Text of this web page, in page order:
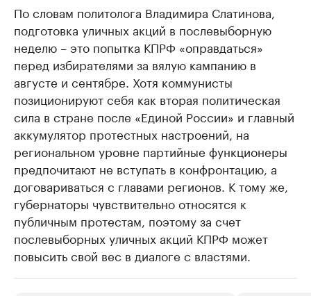
По словам политолога Владимира Слатинова,
подготовка уличных акций в послевыборную
неделю – это попытка КПРФ «оправдаться»
перед избирателями за вялую кампанию в
августе и сентябре. Хотя коммунисты
позиционируют себя как вторая политическая
сила в стране после «Единой России» и главный
аккумулятор протестных настроений, на
региональном уровне партийные функционеры
предпочитают не вступать в конфронтацию, а
договариваться с главами регионов. К тому же,
губернаторы чувствительно относятся к
публичным протестам, поэтому за счет
послевыборных уличных акций КПРФ может
повысить свой вес в диалоге с властями.